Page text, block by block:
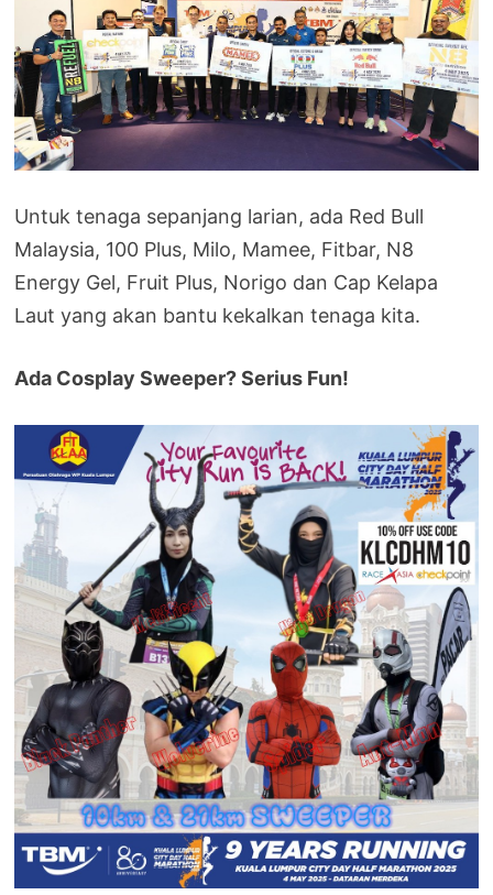
Untuk tenaga sepanjang larian, ada Red Bull
Malaysia, 100 Plus, Milo, Mamee, Fitbar, N8
Energy Gel, Fruit Plus, Norigo dan Cap Kelapa
Laut yang akan bantu kekalkan tenaga kita.
Ada Cosplay Sweeper? Serius Fun!